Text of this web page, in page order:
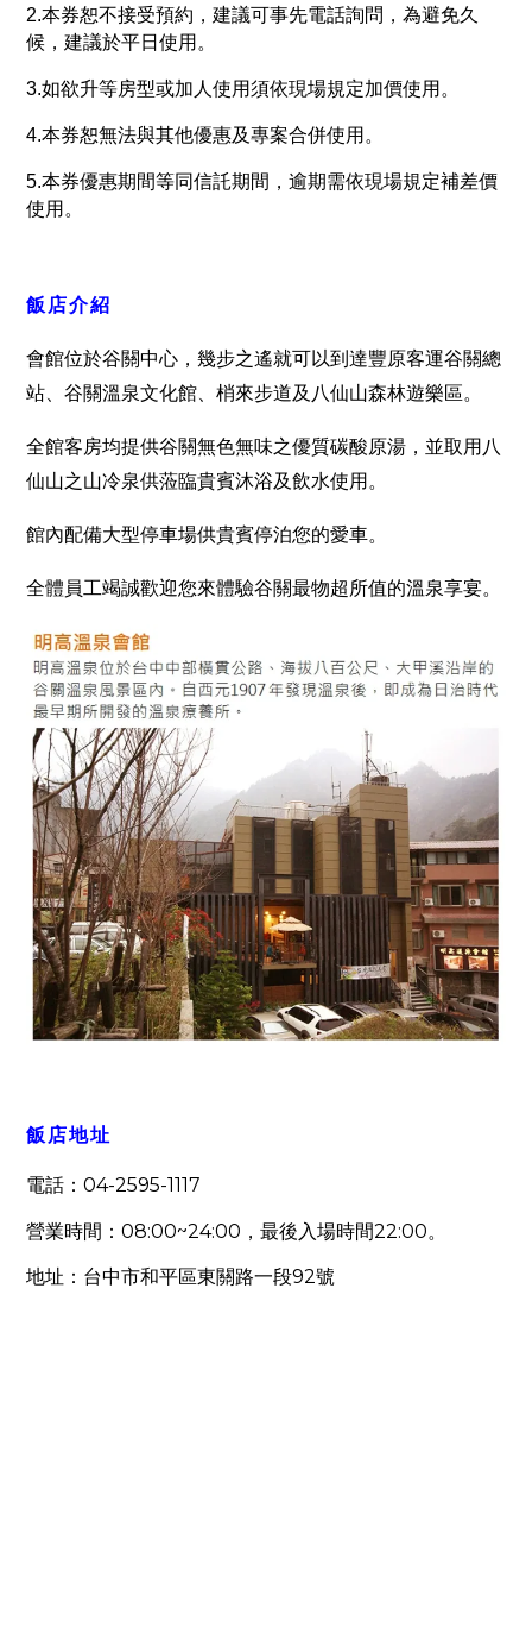
2.本券恕不接受預約，建議可事先電話詢問，為避免久
候，建議於平日使用。
3.如欲升等房型或加人使用須依現場規定加價使用。
4.本券恕無法與其他優惠及專案合併使用。
5.本券優惠期間等同信託期間，逾期需依現場規定補差價
使用。
飯店介紹
會館位於谷關中心，幾步之遙就可以到達豐原客運谷關總
站、谷關溫泉文化館、梢來步道及八仙山森林遊樂區。
全館客房均提供谷關無色無味之優質碳酸原湯，並取用八
仙山之山冷泉供蒞臨貴賓沐浴及飲水使用。
館內配備大型停車場供貴賓停泊您的愛車。
全體員工竭誠歡迎您來體驗谷關最物超所值的溫泉享宴。
飯店地址
電話： 04-2595-1117
營業時間： 08:00~24:00 ，最後入場時間22:00。
地址：台中市和平區東關路一段92號